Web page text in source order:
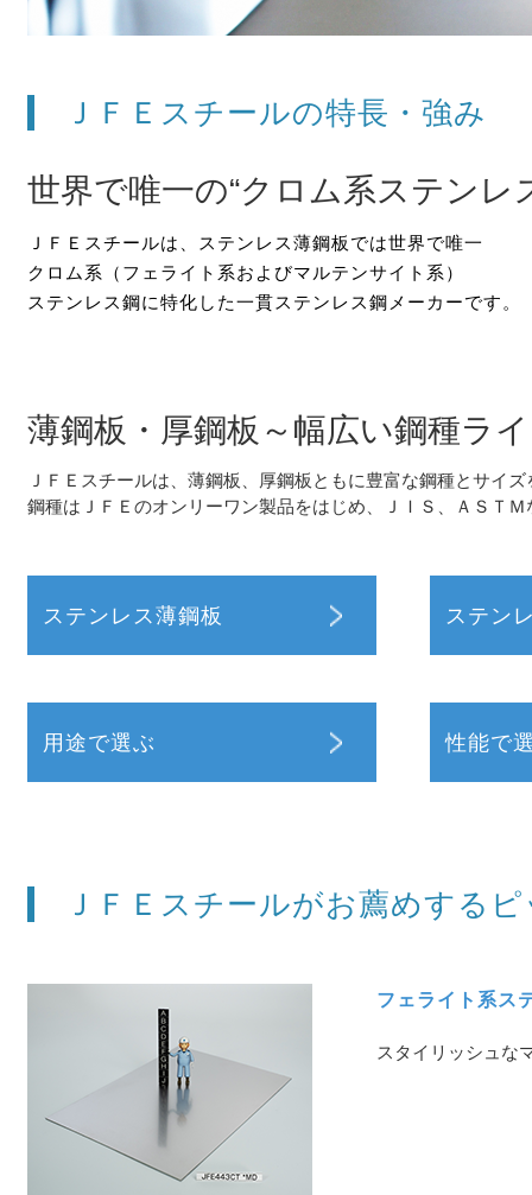
ＪＦＥスチールの特長・強み
世界で唯一の“クロム系ステンレ
ＪＦＥスチールは、ステンレス薄鋼板では世界で唯一
クロム系（フェライト系およびマルテンサイト系）
ステンレス鋼に特化した一貫ステンレス鋼メーカーです。
薄鋼板・厚鋼板～幅広い鋼種ラ
ＪＦＥスチールは、薄鋼板、厚鋼板ともに豊富な鋼種とサイ
鋼種はＪＦＥのオンリーワン製品をはじめ、ＪＩＳ、ＡＳＴ
ステンレス薄鋼板 ステン
用途で選ぶ 性能で
ＪＦＥスチールがお薦めする
フェライト系ス
スタイリッシュな